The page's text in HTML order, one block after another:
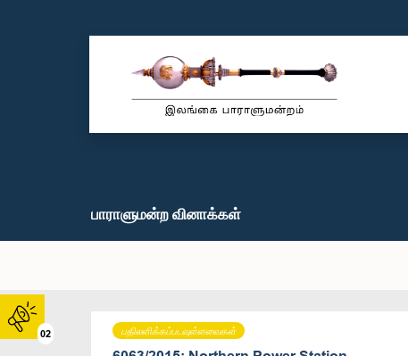
02
பாராளுமன்ற வினாக்கள்
பதிலளிக்கப்படவுள்ளவைகள்